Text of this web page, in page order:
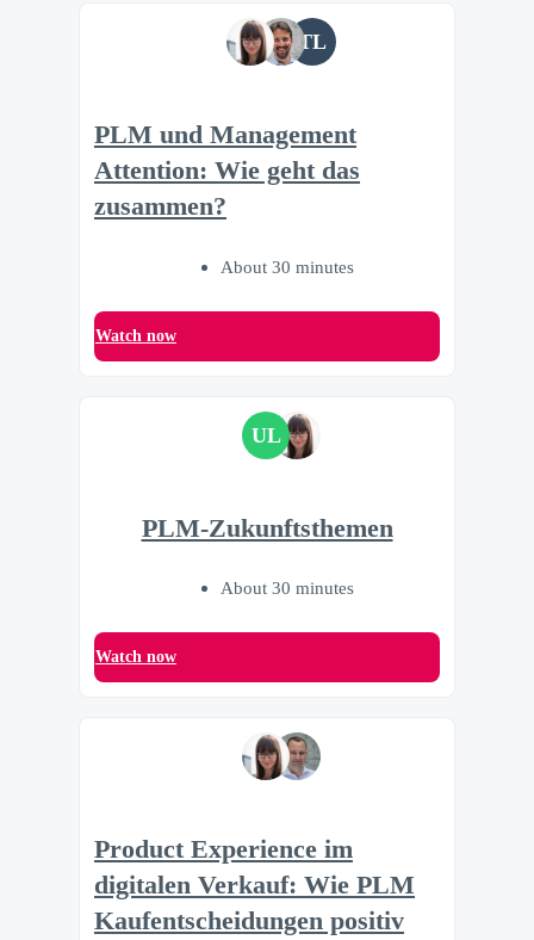
TL
PLM und Management
Attention: Wie geht das
zusammen?
About 30 minutes
Watch now
UL
PLM-Zukunftsthemen
About 30 minutes
Watch now
Product Experience im
digitalen Verkauf: Wie PLM
Kaufentscheidungen positiv